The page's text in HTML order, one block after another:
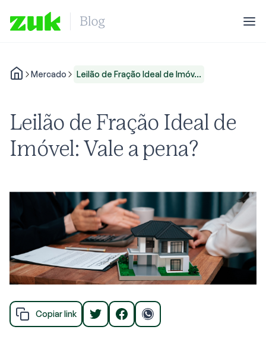
Mercado Leilão de Fração Ideal de Imóv...
Leilão de Fração Ideal de
Imóvel: Vale a pena?
Copiar link